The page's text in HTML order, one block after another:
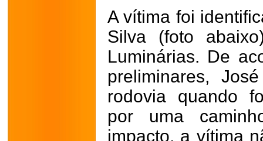
A vítima foi
Silva (foto
Luminárias. De
preliminares,
rodovia quando
por uma
impacto, a vítima